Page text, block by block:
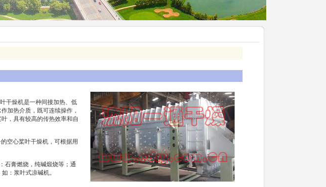
干燥机是一种间接加热、低
加热介质，既可连续操作，
，具有较高的传热效率和自
空心桨叶干燥机，可根据用
膏燃烧，纯碱煅烧等；通
：浆叶式凉碱机。